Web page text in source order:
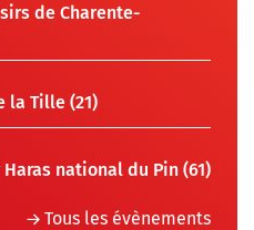
de Charente-
la Tille (21)
national du Pin (61)
Tous les évènements